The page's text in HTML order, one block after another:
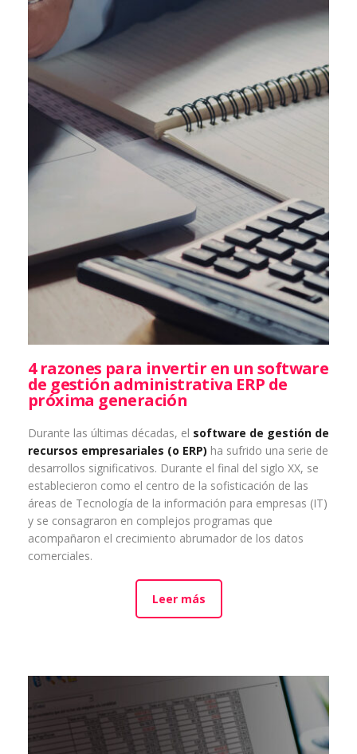
4 razones para invertir en un software
de gestión administrativa ERP de
próxima generación
Durante las últimas décadas, el software de gestión de
recursos empresariales (o ERP) ha sufrido una serie de
desarrollos significativos. Durante el final del siglo XX, se
establecieron como el centro de la sofisticación de las
áreas de Tecnología de la información para empresas (IT)
y se consagraron en complejos programas que
acompañaron el crecimiento abrumador de los datos
comerciales.
Leer más